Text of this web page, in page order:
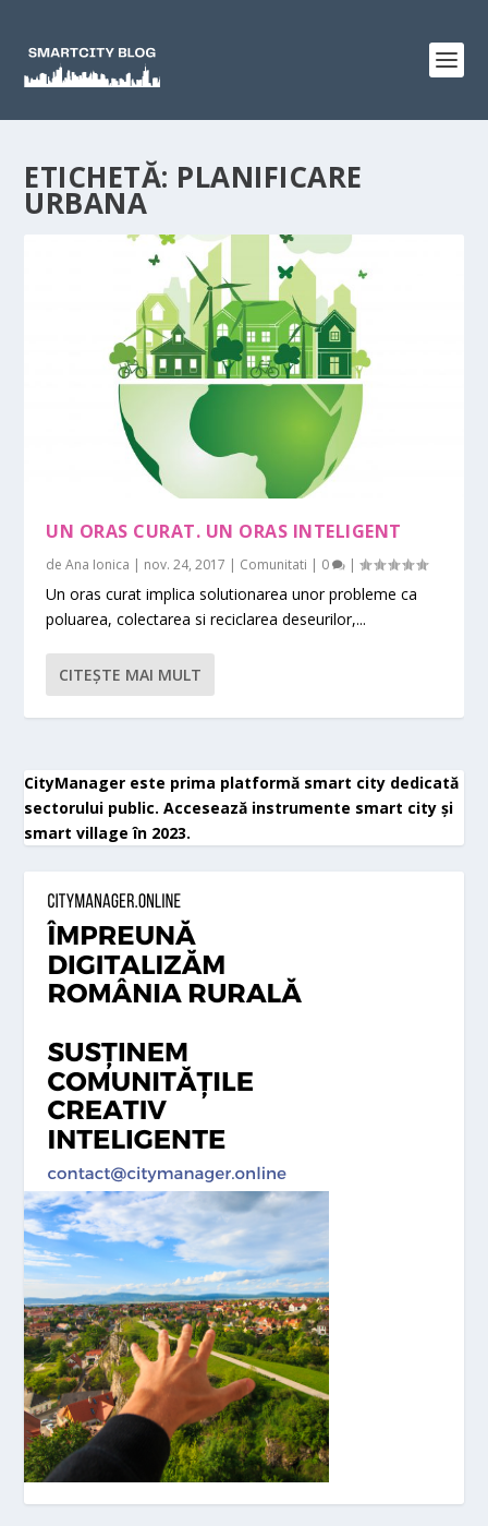
ETICHETĂ: PLANIFICARE
URBANA
UN ORAS CURAT. UN ORAS INTELIGENT
deAna Ionica | nov. 24, 2017 | Comunitati | 0 |
Un oras curat implica solutionarea unor probleme ca
poluarea, colectarea si reciclarea deseurilor,...
CITEŞTE MAI MULT
CityManager este prima platformă smart city dedicată
sectorului public. Accesează instrumente smart city și
smart village în 2023.